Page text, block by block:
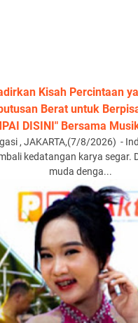
Kisah Percintaan
Berat untuk
DISINI" Bersama
, JAKARTA,(7/8/2026) -
kedatangan karya segar.
muda denga...